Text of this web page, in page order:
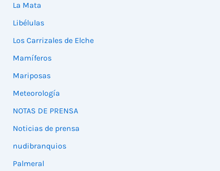
La Mata
Libélulas
Los Carrizales de Elche
Mamíferos
Mariposas
Meteorología
NOTAS DE PRENSA
Noticias de prensa
nudibranquios
Palmeral